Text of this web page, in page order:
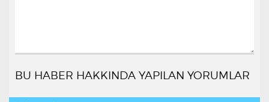
BU HABER HAKKINDA YAPILAN YORUMLAR